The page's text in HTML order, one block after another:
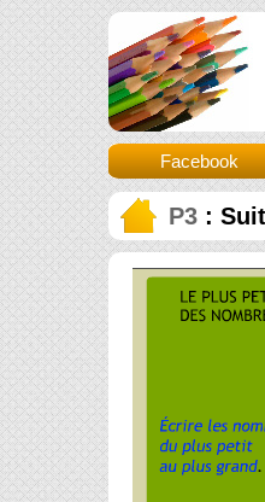
Facebook
P3 :